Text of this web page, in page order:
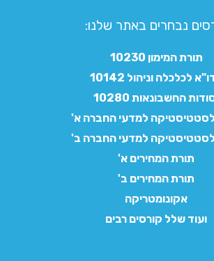
נבחרים באתר שלנו:​
תורת המימון 10230
לכלכלה וניהול 10142
החשבונאות 10280
למדעי החברה א'
למדעי החברה ב'
תורת המחירים א'
תורת המחירים ב'
אקונומטריקה
ועוד שלל קורסים רבים